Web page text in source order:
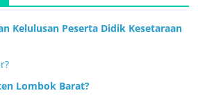
Kelulusan Peserta Didik Kesetaraan
Lombok Barat?